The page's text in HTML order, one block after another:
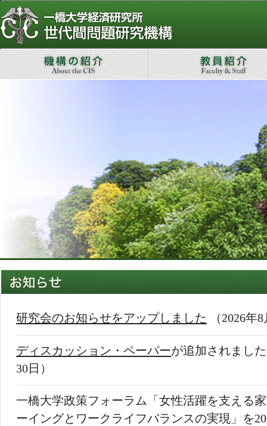
研究会のお知らせをアップしました （2026年
ディスカッション・ペーパーが追加されまし
30日）
一橋大学政策フォーラム「女性活躍を支える
ーイングとワークライフバランスの実現」を